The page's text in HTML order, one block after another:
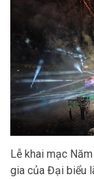
Lễ khai mạc
gia của Đại biểu